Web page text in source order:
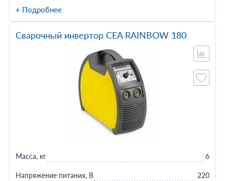
+ Подробнее
Сварочный инвертор CEA RAINBOW 180
Масса, кг 6
Напряжение питания, В 220